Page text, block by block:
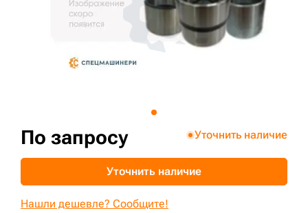
По запросу Уточнить наличие
Уточнить наличие
Нашли дешевле? Сообщите!
+7 (499) 394-50-93